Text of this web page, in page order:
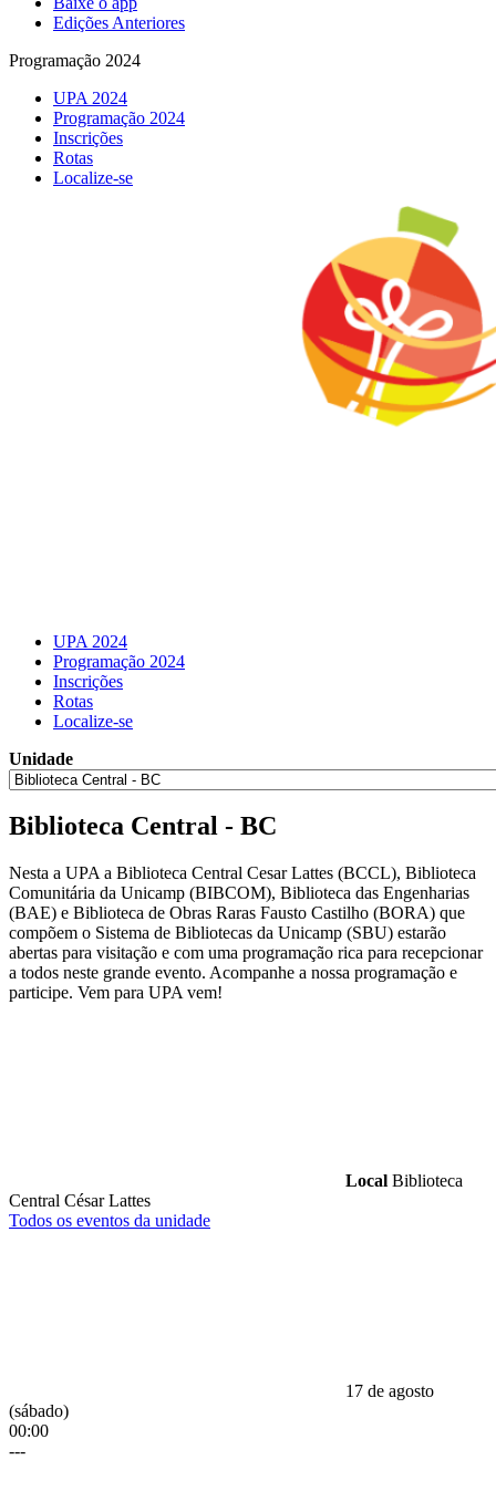
Edições Anteriores
Programação 2024
UPA 2024
Programação 2024
Inscrições
Rotas
Localize-se
UPA 2024
Programação 2024
Inscrições
Rotas
Localize-se
Unidade
Biblioteca Central - BC
Nesta a UPA a Biblioteca Central Cesar Lattes (BCCL), Biblioteca
Comunitária da Unicamp (BIBCOM), Biblioteca das Engenharias
(BAE) e Biblioteca de Obras Raras Fausto Castilho (BORA) que
compõem o Sistema de Bibliotecas da Unicamp (SBU) estarão
abertas para visitação e com uma programação rica para recepcionar
a todos neste grande evento. Acompanhe a nossa programação e
participe. Vem para UPA vem!
Local Biblioteca
Central César Lattes
Todos os eventos da unidade
17 de agosto
(sábado)
00:00
---